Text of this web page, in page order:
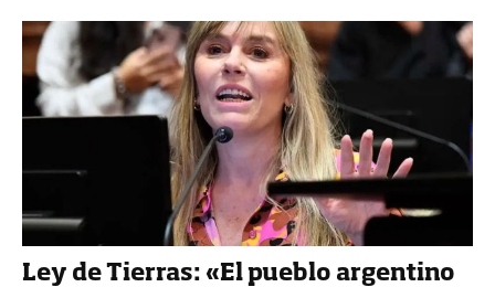
Ley de Tierras: «El pueblo argentino